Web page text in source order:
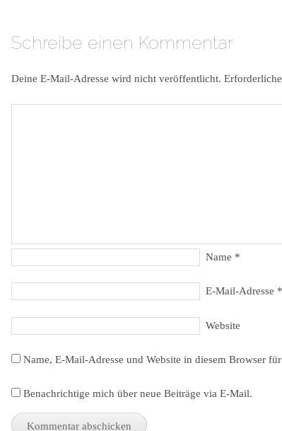
Schreibe einen Kommentar
Deine E-Mail-Adresse wird nicht veröffentlicht.
Name *
E-Mail-Adresse *
Website
Name, E-Mail-Adresse und Website in diesem Browser
Benachrichtige mich über neue Beiträge via E-Mail.